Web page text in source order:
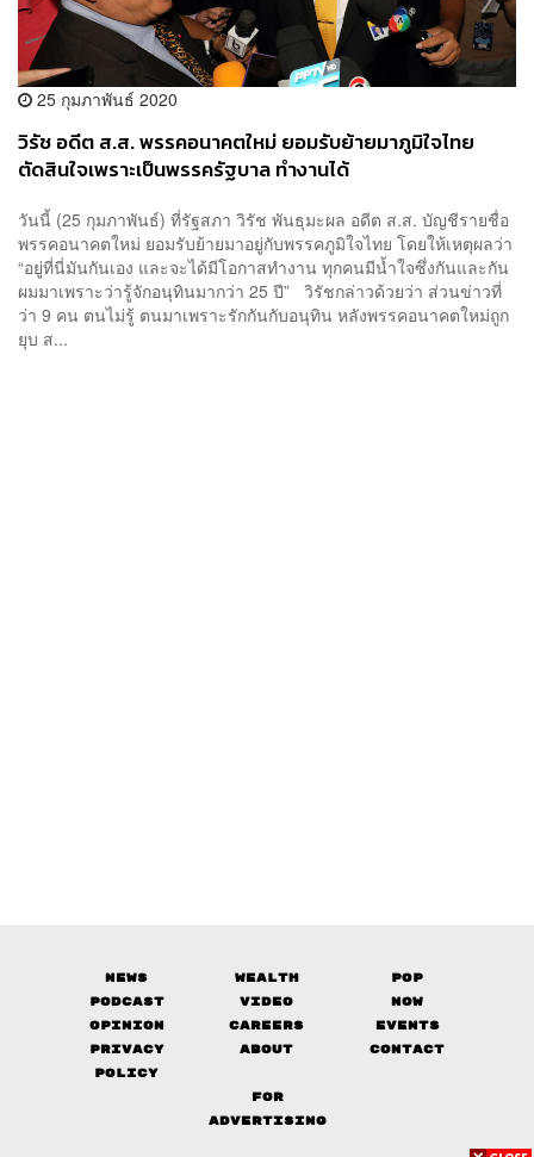
25 กุมภาพันธ์ 2020
วิรัช อดีต ส.ส. พรรคอนาคตใหม่ ยอมรับย้ายมาภูมิใจไทย
ตัดสินใจเพราะเป็นพรรครัฐบาล ทำงานได้
วันนี้ (25 กุมภาพันธ์) ที่รัฐสภา วิรัช พันธุมะผล อดีต ส.ส. บัญชีรายชื่อ
พรรคอนาคตใหม่ ยอมรับย้ายมาอยู่กับพรรคภูมิใจไทย โดยให้เหตุผลว่า
“อยู่ที่นี่มันกันเอง และจะได้มีโอกาสทำงาน ทุกคนมีน้ำใจซึ่งกันและกัน
ผมมาเพราะว่ารู้จักอนุทินมากว่า 25 ปี” วิรัชกล่าวด้วยว่า ส่วนข่าวที่
ว่า 9 คน ตนไม่รู้ ตนมาเพราะรักกันกับอนุทิน หลังพรรคอนาคตใหม่ถูก
ยุบ ส...
News Wealth
Pop
Podcast
Video
Now
Opinion
Careers
Events
Privacy
Policy
About Contact
FOR
ADVERTISING